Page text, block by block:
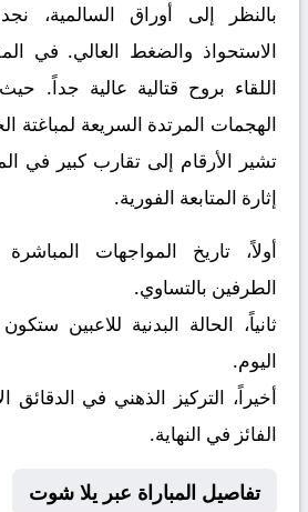
بالنظر إلى أوراق السالمية،
الاستحواذ والضغط العالي. في
اللقاء بروح قتالية عالية جداً.
الهجمات المرتدة السريعة
تشير الأرقام إلى تقارب كبير في
إثارة المتابعة الفورية.
أولاً، تاريخ المواجهات
الطرفين بالتساوي.
ثانياً، الحالة البدنية للاعبين
اليوم.
أخيراً، التركيز الذهني في الدقائق
الفائز في النهاية.
تفاصيل المباراة عبر يلا شوت